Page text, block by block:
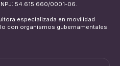
54.615.660/0001-06.
especializada en movilidad
con organismos gubernamentales.